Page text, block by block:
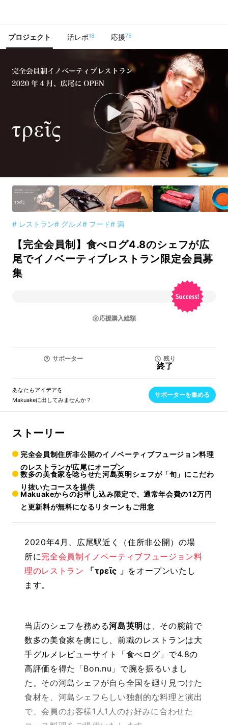
プロジェクト 活レポ18 応援75
# レストラン# グルメ# フード# 酒
【完全会員制】食べログ4.8のシェフが広
尾でイノベーティブレストラン限定会員募
集
応援購入総額
サポーター 残り
終了
あなたもアイデアを
Makuakeに出してみませんか？
サポーターを集める
ストーリー
完全会員制住所非公開のイノベーティブフュージョン料理
のレストランが広尾にオープン
数多の美食家を唸らせた河島英明シェフが「旬」にこだわ
り抜いたコースを提供
Makuakeからのお申し込み限定で、通常年会費の12万円
と更新料が無料になるリターンもご用意
2020年4月、広尾駅近く（住所非公開）の場
所に完全会員制イノベーティブフュージョン料
理のレストラン
「τρεῖς 」 をオープンいたし
ます。
当店のシェフを務める河島英明 は、その腕前で
数多の美食家を虜にし、前職のレストランは大
手グルメレビューサイト「食べログ」で4.8の
高評価を得た「Bon.nu」で腕を振るいまし
た。その河島シェフが自ら全国を廻り見つけた
食材を、河島シェフらしい独創的な料理と演出
で、会員のお客様1人1人のお好みに合わせた